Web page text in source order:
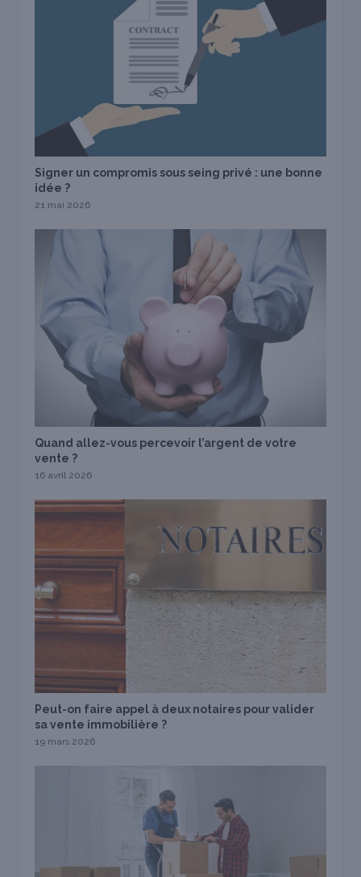
Signer un compromis sous seing privé : une bonne
idée ?
21 mai 2026
Quand allez-vous percevoir l’argent de votre
vente ?
16 avril 2026
Peut-on faire appel à deux notaires pour valider
sa vente immobilière ?
19 mars 2026